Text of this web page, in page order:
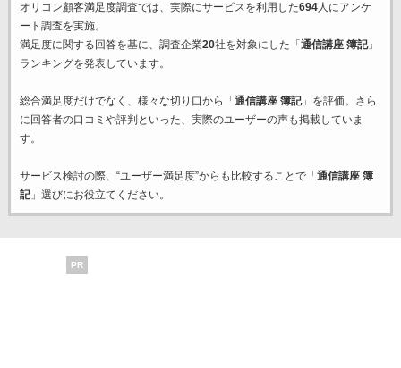
オリコン顧客満足度調査では、実際にサービスを利用した694人にアンケ
ート調査を実施。
満足度に関する回答を基に、調査企業20社を対象にした「 通信講座 簿記」
ランキングを発表しています。
総合満足度だけでなく、様々な切り口から「 通信講座 簿記」を評価。さら
に回答者の口コミや評判といった、実際のユーザーの声も掲載していま
す。
サービス検討の際、“ユーザー満足度”からも比較することで「 通信講座 簿
記」選びにお役立てください。
PR